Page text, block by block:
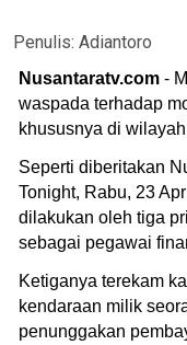
Penulis: Adiantoro
Nusantaratv.com -
waspada terhadap
khususnya di
Seperti diberitakan
Tonight, Rabu, 23
dilakukan oleh tiga
sebagai pegawai
Ketiganya terekam
kendaraan milik
penunggakan